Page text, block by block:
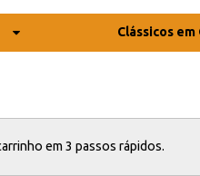
Clássicos
em 3 passos rápidos.